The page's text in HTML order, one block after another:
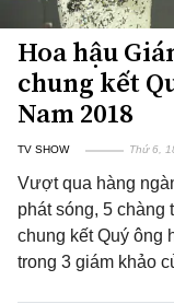
Hoa hậu
chung kết
Nam 2018
TV SHOW Thứ 6,
Vượt qua hàng
phát sóng, 5 chàng
chung kết Quý ông
trong 3 giám khảo